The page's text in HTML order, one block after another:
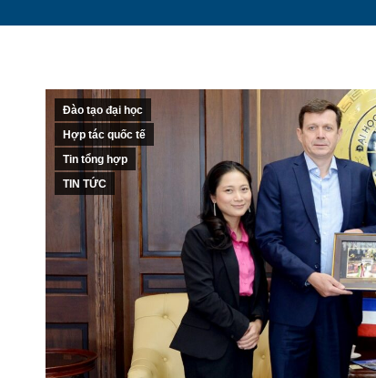
Đào tạo đại học
Hợp tác quốc tế
Tin tổng hợp
TIN TỨC